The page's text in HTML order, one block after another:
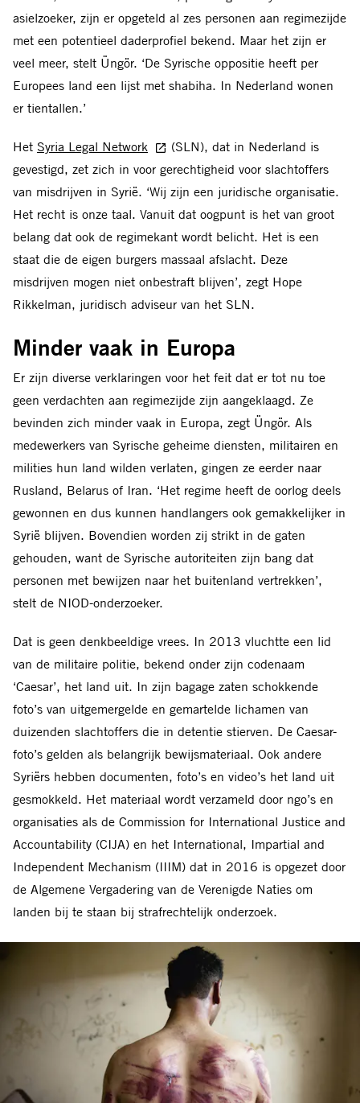
asielzoeker, zijn er opgeteld al zes personen aan regimezijde
met een potentieel daderprofiel bekend. Maar het zijn er
veel meer, stelt Üngör. ‘De Syrische oppositie heeft per
Europees land een lijst met shabiha. In Nederland wonen
er tientallen.’
Het Syria Legal Network
(SLN), dat in Nederland is
gevestigd, zet zich in voor gerechtigheid voor slachtoffers
van misdrijven in Syrië. ‘Wij zijn een juridische organisatie.
Het recht is onze taal. Vanuit dat oogpunt is het van groot
belang dat ook de regimekant wordt belicht. Het is een
staat die de eigen burgers massaal afslacht. Deze
misdrijven mogen niet onbestraft blijven’, zegt Hope
Rikkelman, juridisch adviseur van het SLN.
Minder vaak in Europa
Er zijn diverse verklaringen voor het feit dat er tot nu toe
geen verdachten aan regimezijde zijn aangeklaagd. Ze
bevinden zich minder vaak in Europa, zegt Üngör. Als
medewerkers van Syrische geheime diensten, militairen en
milities hun land wilden verlaten, gingen ze eerder naar
Rusland, Belarus of Iran. ‘Het regime heeft de oorlog deels
gewonnen en dus kunnen handlangers ook gemakkelijker in
Syrië blijven. Bovendien worden zij strikt in de gaten
gehouden, want de Syrische autoriteiten zijn bang dat
personen met bewijzen naar het buitenland vertrekken’,
stelt de NIOD-onderzoeker.
Dat is geen denkbeeldige vrees. In 2013 vluchtte een lid
van de militaire politie, bekend onder zijn codenaam
‘Caesar’, het land uit. In zijn bagage zaten schokkende
foto’s van uitgemergelde en gemartelde lichamen van
duizenden slachtoffers die in detentie stierven. De Caesar-
foto’s gelden als belangrijk bewijsmateriaal. Ook andere
Syriërs hebben documenten, foto’s en video’s het land uit
gesmokkeld. Het materiaal wordt verzameld door ngo’s en
organisaties als de Commission for International Justice and
Accountability (CIJA) en het International, Impartial and
Independent Mechanism (IIIM) dat in 2016 is opgezet door
de Algemene Vergadering van de Verenigde Naties om
landen bij te staan bij strafrechtelijk onderzoek.